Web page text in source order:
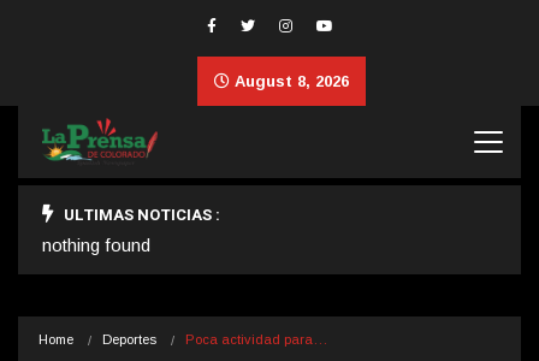
August 8, 2026
ULTIMAS NOTICIAS :
nothing found
Home Deportes Poca actividad para…